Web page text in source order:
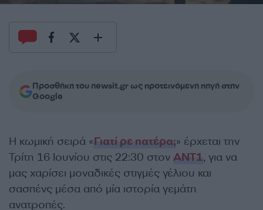
Προσθήκη του newsit.gr ως προτεινόμενη πηγή στην
Google
Η κωμική σειρά «Γιατί ρε πατέρα;» έρχεται την
Τρίτη 16 Ιουνίου στις 22:30 στον ΑΝΤ1, για να
μας χαρίσει μοναδικές στιγμές γέλιου και
σασπένς μέσα από μία ιστορία γεμάτη
ανατροπές.